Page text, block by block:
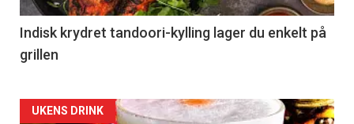
Indisk krydret tandoori-kylling lager du enkelt på
grillen
Forsiden
UKENS DRINK